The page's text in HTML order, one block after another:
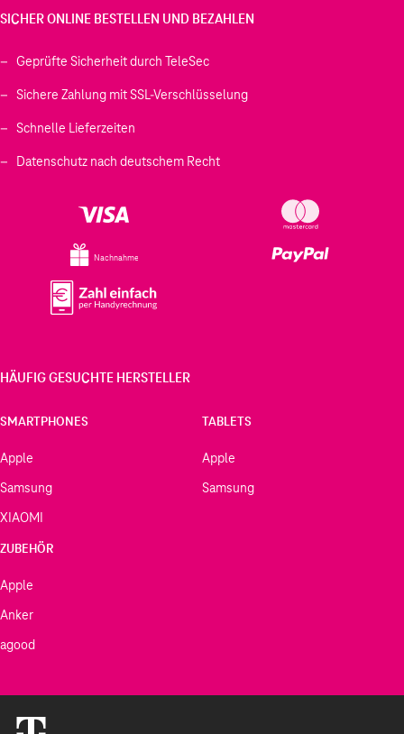
SICHER ONLINE BESTELLEN UND BEZAHLEN
Geprüfte Sicherheit durch TeleSec
Sichere Zahlung mit SSL-Verschlüsselung
Schnelle Lieferzeiten
Datenschutz nach deutschem Recht
Nachnahme
HÄUFIG GESUCHTE HERSTELLER
SMARTPHONES
Apple
Samsung
XIAOMI
TABLETS
Apple
Samsung
ZUBEHÖR
Apple
Anker
agood